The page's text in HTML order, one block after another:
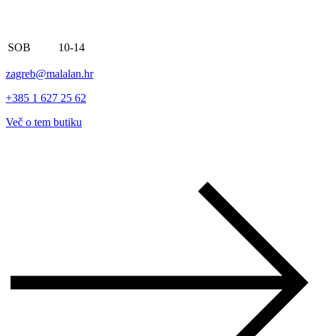
SOB 10-14
zagreb@malalan.hr
+385 1 627 25 62
Več o tem butiku